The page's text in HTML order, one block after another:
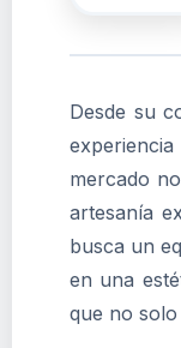
Desde su
mercado
artesanía
busca un
en una
que no